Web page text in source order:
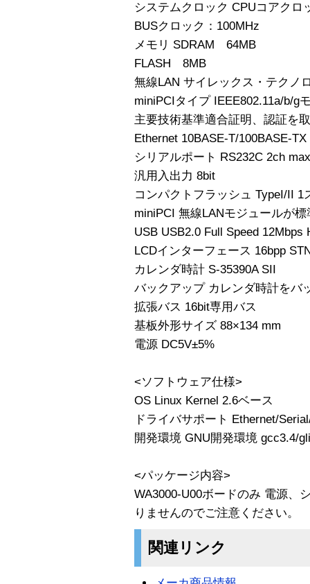
システムクロック CPUコアクロ
BUSクロック：100MHz
メモリ SDRAM 64MB
FLASH 8MB
無線LAN サイレックス・テクノ
miniPCIタイプ IEEE802.11a/b/g
主要技術基準適合証明、認証を
Ethernet 10BASE-T/100BASE-TX
シリアルポート RS232C 2ch
汎用入出力 8bit
コンパクトフラッシュ TypeI/II 1
miniPCI 無線LANモジュールが標
USB USB2.0 Full Speed 12Mbps
LCDインターフェース 16bpp
カレンダ時計 S-35390A SII
バックアップ カレンダ時計をバ
拡張バス 16bit専用バス
基板外形サイズ 88×134 mm
電源 DC5V±5%
<ソフトウェア仕様>
OS Linux Kernel 2.6ベース
ドライバサポート Ethernet/
開発環境 GNU開発環境 gcc3.4/
<パッケージ内容>
WA3000-U00ボードのみ 電源、
りませんのでご注意ください。
関連リンク